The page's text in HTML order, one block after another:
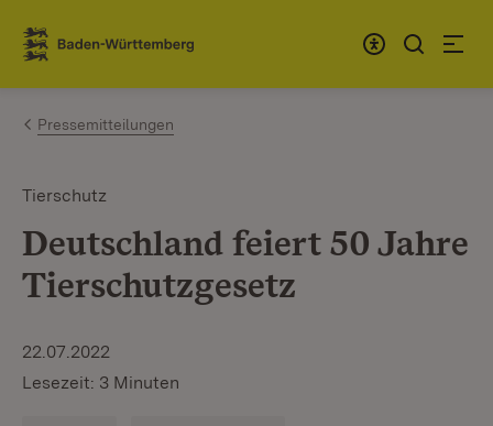
Zum Inhalt springen
Link zur Startseite
Pressemitteilungen
Tierschutz
Deutschland feiert 50 Jahre
Tierschutzgesetz
22.07.2022
Lesezeit: 3 Minuten